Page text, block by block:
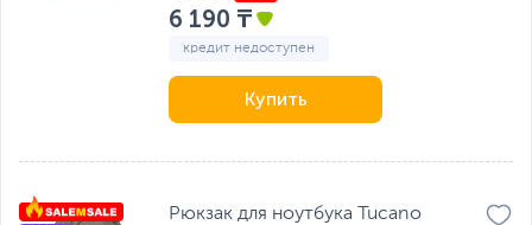
6 190 ₸
кредит недоступен
Купить
Рюкзак для ноутбука Tucano